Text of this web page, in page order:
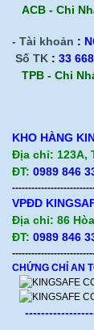
ACB - Chi
- Tài khoản :
Số TK : 33
TPB - Chi
KHO HÀNG
Địa chỉ: 123A,
ĐT: 0989 846
VPĐD
Địa chỉ: 86
ĐT: 0989 846
CHỨNG CHỈ AN